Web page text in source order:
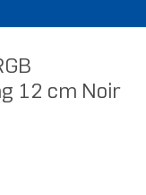
12 cm Noir